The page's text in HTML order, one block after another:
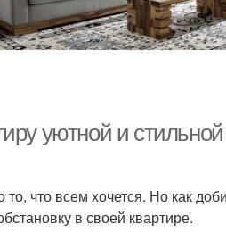
уютной и
что всем хочется. Но как
в своей квартире.